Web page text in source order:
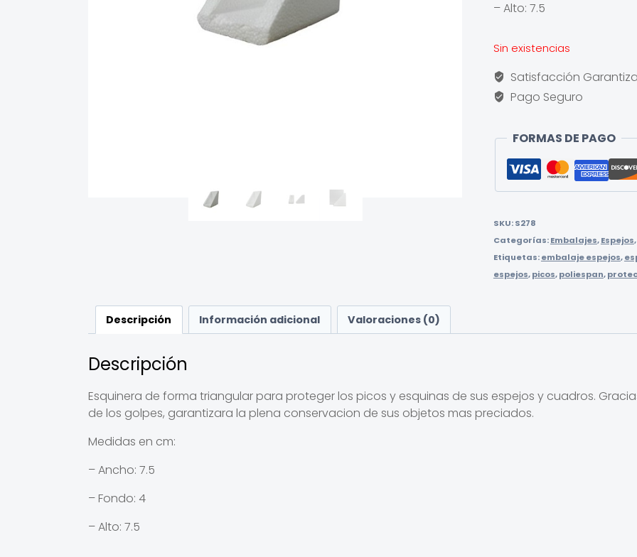
– Alto: 7.5
Sin existencias
Satisfacción
Pago Seguro
FORMAS DE PAGO
SKU:S278
Categorías:Embalajes,Espejos,
Etiquetas:embalaje espejos,
espejos,picos,poliespan,
Descripción Información adicional Valoraciones (0)
Descripción
Esquinera de forma triangular para proteger los picos y esquinas de sus espejos y cuadros.
de los golpes, garantizara la plena conservacion de sus objetos mas preciados.
Medidas en cm:
– Ancho: 7.5
– Fondo: 4
– Alto: 7.5